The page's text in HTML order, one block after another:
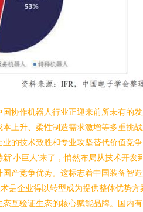
协作机器人行业正迎来前所未有的
上升、柔性制造需求激增等多重挑
的技术致胜和专业攻坚替代价值竞
‘小巨人’来了，悄然布局从技术开发
产竞争优势。这标志着中国装备智
是企业得以转型成为提供整体优势方
互验证生态的核心赋能品牌。国内